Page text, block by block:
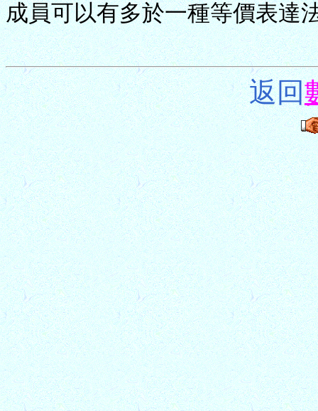
成員可以有多於一種等價表達
返回